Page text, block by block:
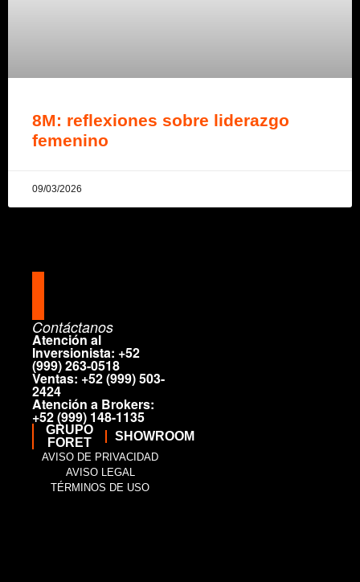
8M: reflexiones sobre liderazgo
femenino
09/03/2026
Contáctanos
Atención al
Inversionista: +52
(999) 263-0518
Ventas: +52 (999) 503-
2424
Atención a Brokers:
+52 (999) 148-1135
GRUPO
FORET
SHOWROOM
AVISO DE PRIVACIDAD
AVISO LEGAL
TÉRMINOS DE USO